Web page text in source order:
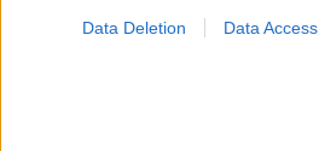
Data Deletion Data Access
2022. április 21. 16:04